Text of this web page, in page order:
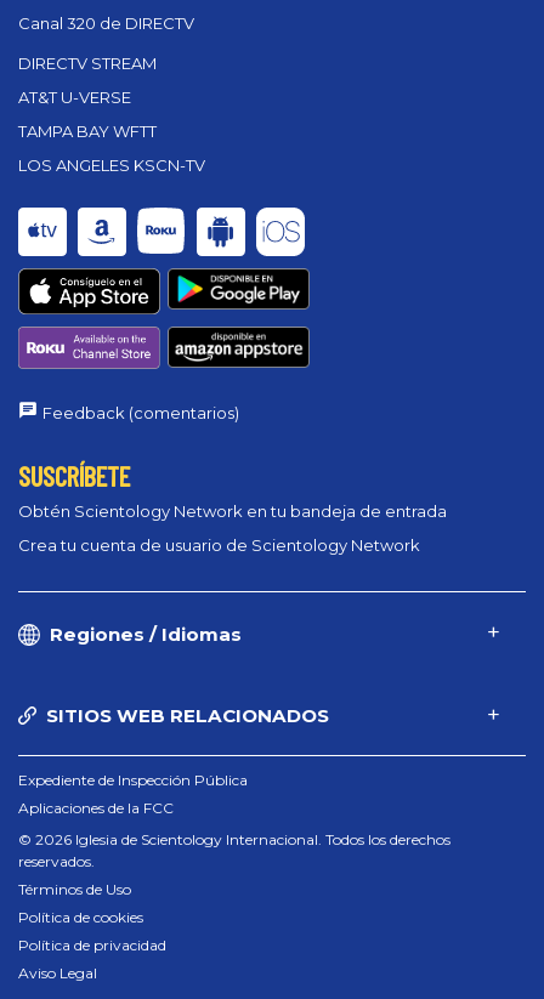
Canal 320 de DIRECTV
DIRECTV STREAM
AT&T U-VERSE
TAMPA BAY WFTT
LOS ANGELES KSCN-TV
Feedback (comentarios)
SUSCRÍBETE
Obtén Scientology Network en tu bandeja de entrada
Crea tu cuenta de usuario de Scientology Network
Regiones / Idiomas
SITIOS WEB RELACIONADOS
Expediente de Inspección Pública
Aplicaciones de la FCC
© 2026 Iglesia de Scientology Internacional. Todos los derechos
reservados.
Términos de Uso
Política de cookies
Política de privacidad
Aviso Legal